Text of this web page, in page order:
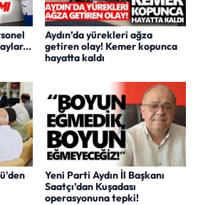
Aydın’da yürekleri ağza
getiren olay! Kemer kopunca
hayatta kaldı
Yeni Parti Aydın İl Başkanı
Saatçı’dan Kuşadası
operasyonuna tepki!